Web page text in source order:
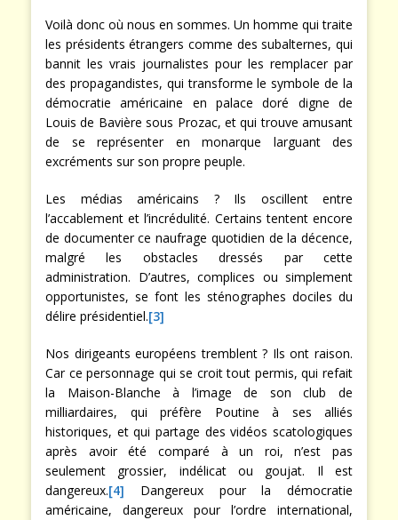
Voilà donc où nous en sommes. Un homme qui traite
les présidents étrangers comme des subalternes, qui
bannit les vrais journalistes pour les remplacer par
des propagandistes, qui transforme le symbole de la
démocratie américaine en palace doré digne de
Louis de Bavière sous Prozac, et qui trouve amusant
de se représenter en monarque larguant des
excréments sur son propre peuple.
Les médias américains ? Ils oscillent entre
l’accablement et l’incrédulité. Certains tentent encore
de documenter ce naufrage quotidien de la décence,
malgré les obstacles dressés par cette
administration. D’autres, complices ou simplement
opportunistes, se font les sténographes dociles du
délire présidentiel.[3]
Nos dirigeants européens tremblent ? Ils ont raison.
Car ce personnage qui se croit tout permis, qui refait
la Maison-Blanche à l’image de son club de
milliardaires, qui préfère Poutine à ses alliés
historiques, et qui partage des vidéos scatologiques
après avoir été comparé à un roi, n’est pas
seulement grossier, indélicat ou goujat. Il est
dangereux.[4] Dangereux pour la démocratie
américaine, dangereux pour l’ordre international,